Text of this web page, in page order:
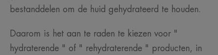
bestanddelen om de huid gehydrateerd te houden.
Daarom is het aan te raden te kiezen voor "
hydraterende " of " rehydraterende " producten, in